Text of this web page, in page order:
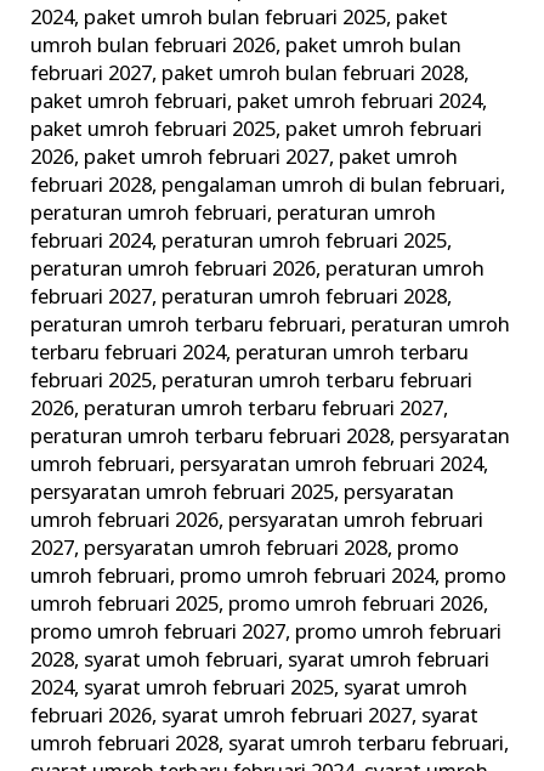
2024, paket umroh bulan februari 2025, paket
umroh bulan februari 2026, paket umroh bulan
februari 2027, paket umroh bulan februari 2028,
paket umroh februari, paket umroh februari 2024,
paket umroh februari 2025, paket umroh februari
2026, paket umroh februari 2027, paket umroh
februari 2028, pengalaman umroh di bulan februari,
peraturan umroh februari, peraturan umroh
februari 2024, peraturan umroh februari 2025,
peraturan umroh februari 2026, peraturan umroh
februari 2027, peraturan umroh februari 2028,
peraturan umroh terbaru februari, peraturan umroh
terbaru februari 2024, peraturan umroh terbaru
februari 2025, peraturan umroh terbaru februari
2026, peraturan umroh terbaru februari 2027,
peraturan umroh terbaru februari 2028, persyaratan
umroh februari, persyaratan umroh februari 2024,
persyaratan umroh februari 2025, persyaratan
umroh februari 2026, persyaratan umroh februari
2027, persyaratan umroh februari 2028, promo
umroh februari, promo umroh februari 2024, promo
umroh februari 2025, promo umroh februari 2026,
promo umroh februari 2027, promo umroh februari
2028, syarat umoh februari, syarat umroh februari
2024, syarat umroh februari 2025, syarat umroh
februari 2026, syarat umroh februari 2027, syarat
umroh februari 2028, syarat umroh terbaru februari,